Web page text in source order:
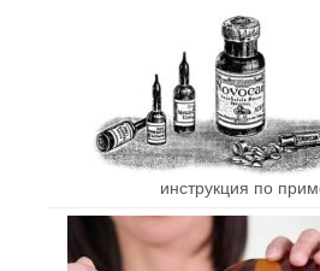
инструкция по